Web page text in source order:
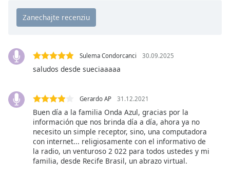
Chapters
descriptions
off
,
Subtitles
subtitles
settings,
opens
subtitles
settings
Sulema Condorcanci 30.09.2025
saludos desde sueciaaaaa
Gerardo AP 31.12.2021
Buen día a la familia Onda Azul, gracias por la
información que nos brinda día a día, ahora ya no
necesito un simple receptor, sino, una computadora
con internet... religiosamente con el informativo de
la radio, un venturoso 2 022 para todos ustedes y mi
familia, desde Recife Brasil, un abrazo virtual.